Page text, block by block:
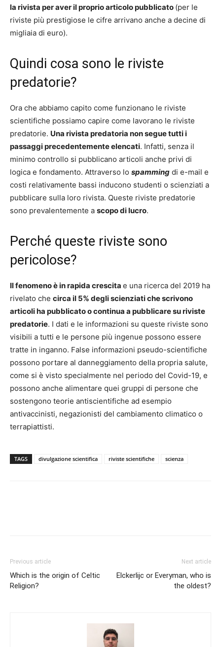
la rivista per aver il proprio articolo pubblicato (per le
riviste più prestigiose le cifre arrivano anche a decine di
migliaia di euro).
Quindi cosa sono le riviste
predatorie?
Ora che abbiamo capito come funzionano le riviste
scientifiche possiamo capire come lavorano le riviste
predatorie. Una rivista predatoria non segue tutti i
passaggi precedentemente elencati. Infatti, senza il
minimo controllo si pubblicano articoli anche privi di
logica e fondamento. Attraverso lo spamming di e-mail e
costi relativamente bassi inducono studenti o scienziati a
pubblicare sulla loro rivista. Queste riviste predatorie
sono prevalentemente a scopo di lucro.
Perché queste riviste sono
pericolose?
Il fenomeno è in rapida crescita e una ricerca del 2019 ha
rivelato che circa il 5% degli scienziati che scrivono
articoli ha pubblicato o continua a pubblicare su riviste
predatorie. I dati e le informazioni su queste riviste sono
visibili a tutti e le persone più ingenue possono essere
tratte in inganno. False informazioni pseudo-scientifiche
possono portare al danneggiamento della propria salute,
come si è visto specialmente nel periodo del Covid-19, e
possono anche alimentare quei gruppi di persone che
sostengono teorie antiscientifiche ad esempio
antivaccinisti, negazionisti del cambiamento climatico o
terrapiattisti.
TAGS divulgazione scientifica riviste scientifiche scienza
Previous article
Which is the origin of Celtic
Religion?
Next article
Elckerlijc or Everyman, who is
the oldest?